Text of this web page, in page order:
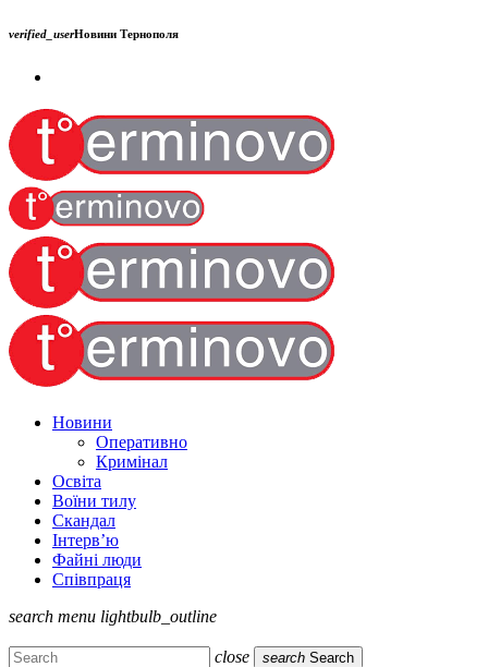
verified_userНовини Тернополя
Новини
Оперативно
Кримінал
Освіта
Воїни тилу
Скандал
Інтерв’ю
Файні люди
Співпраця
search menu lightbulb_outline
close search Search